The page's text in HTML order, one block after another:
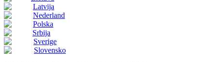
Latvija
Nederland
Polska
Srbija
Sverige
Slovensko